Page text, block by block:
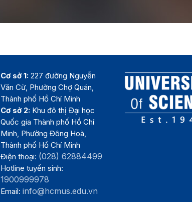
Cơ sở 1: 227 đường Nguyễn
Văn Cừ, Phường Chợ Quán,
Thành phố Hồ Chí Minh
Cơ sở 2: Khu đô thị Đại học
Quốc gia Thành phố Hồ Chí
Minh, Phường Đông Hoà,
Thành phố Hồ Chí Minh
Điện thoại: (028) 62884499
Hotline tuyển sinh:
1900999978
Email:info@hcmus.edu.vn